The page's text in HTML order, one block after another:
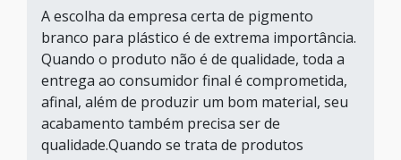
A escolha da empresa certa de pigmento
branco para plástico é de extrema importância.
Quando o produto não é de qualidade, toda a
entrega ao consumidor final é comprometida,
afinal, além de produzir um bom material, seu
acabamento também precisa ser de
qualidade.Quando se trata de produtos